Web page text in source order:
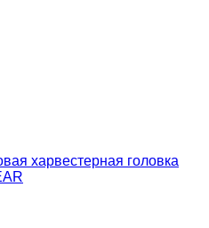
харвестерная головка